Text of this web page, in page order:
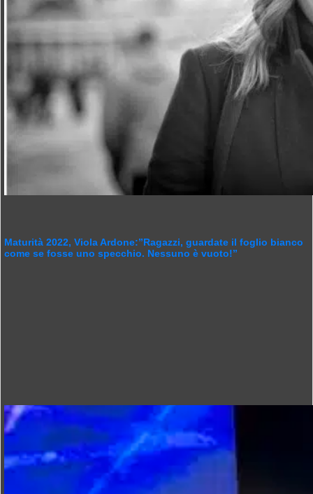
Maturità 2022, Viola Ardone:”Ragazzi, guardate il foglio bianco
come se fosse uno specchio. Nessuno è vuoto!”